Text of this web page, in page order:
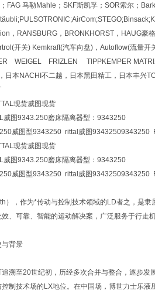
FAG 马勒Mahle；SKF斯凯孚；SOR索尔；
，RANSBURG，BRONKHORST，HAUG
开关) Kemkraft(汽车向盘)，Autoflow(流量
WEIGEL FRIZLEN TIPPKEMPER MATRIX
日本NACHI不二越，日本黑田精工，日本丰兴
现货威图现货
威图9343.250磨床隔离器型：9343250
威图型9343250 rittal威图
现货威图现货
威图9343.250磨床隔离器型：9343250
威图型9343250 rittal威图
），作为*传动与控制技术领域的LD者之，是
、可靠、智能的运动解决案，广泛服务于行走
与背景
追溯至20世纪初，历经多次合并与整合，逐步
控制技术场的LX地位。在中国场，博世力士乐